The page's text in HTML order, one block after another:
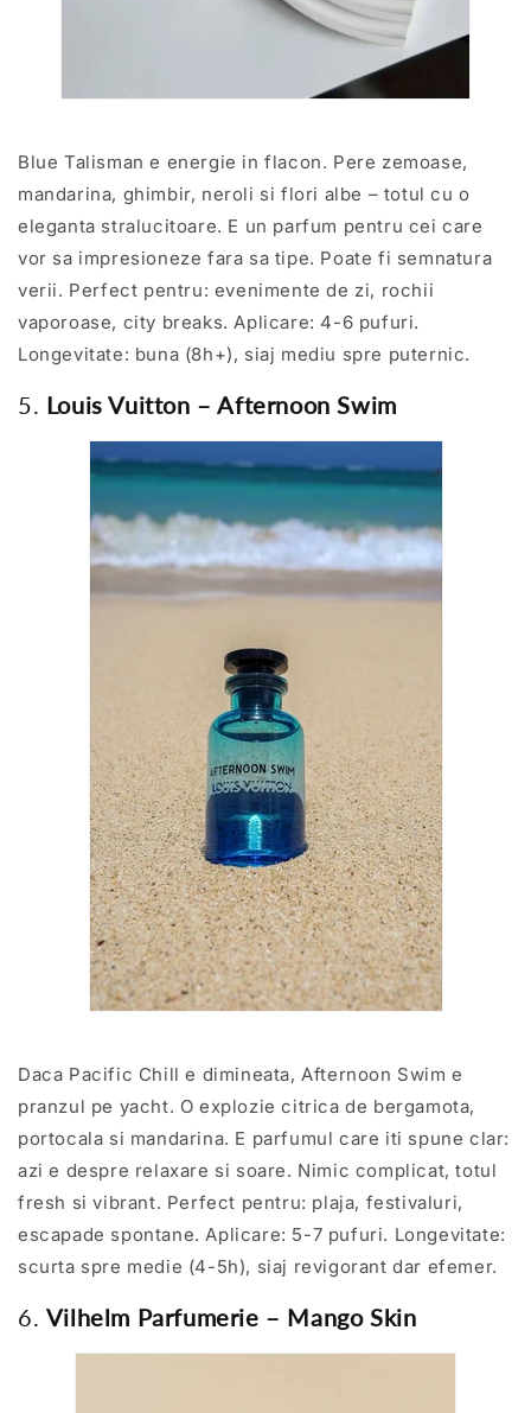
Blue Talisman e energie in flacon. Pere zemoase,
mandarina, ghimbir, neroli si flori albe – totul cu o
eleganta stralucitoare. E un parfum pentru cei care
vor sa impresioneze fara sa tipe. Poate fi semnatura
verii. Perfect pentru: evenimente de zi, rochii
vaporoase, city breaks. Aplicare: 4-6 pufuri.
Longevitate: buna (8h+), siaj mediu spre puternic.
5. Louis Vuitton – Afternoon Swim
Daca Pacific Chill e dimineata, Afternoon Swim e
pranzul pe yacht. O explozie citrica de bergamota,
portocala si mandarina. E parfumul care iti spune clar:
azi e despre relaxare si soare. Nimic complicat, totul
fresh si vibrant. Perfect pentru: plaja, festivaluri,
escapade spontane. Aplicare: 5-7 pufuri. Longevitate:
scurta spre medie (4-5h), siaj revigorant dar efemer.
6. Vilhelm Parfumerie – Mango Skin